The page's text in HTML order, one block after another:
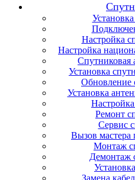
Настройка
Настройка
Спутниковая
Установка
Обновление
Установка
Ремонт
Сервис
Вызов мастера
Монтаж
Демонтаж
Замена